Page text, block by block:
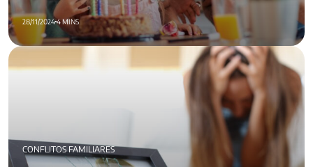
28/11/20244 MINS
6 etapas do fim de relacionamento e como lidar
CONFLITOS FAMILIARES